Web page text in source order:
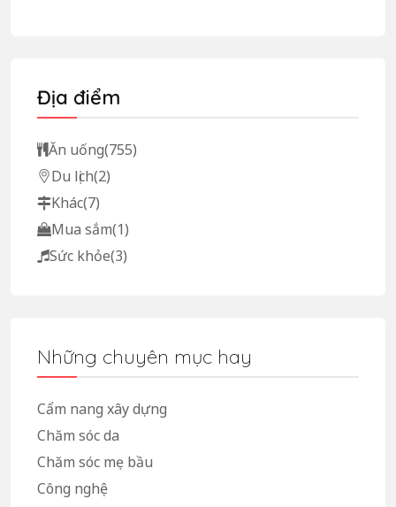
Địa điểm
Ăn uống(755)
Du lịch(2)
Khác(7)
Mua sắm(1)
Sức khỏe(3)
Những chuyên mục hay
Cẩm nang xây dựng
Chăm sóc da
Chăm sóc mẹ bầu
Công nghệ